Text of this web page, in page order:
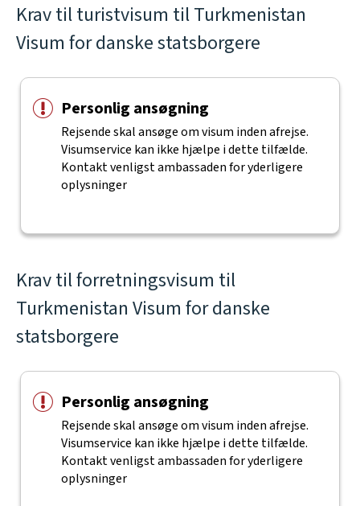
Krav til turistvisum til Turkmenistan
Visum for danske statsborgere
Personlig ansøgning
Rejsende skal ansøge om visum inden afrejse.
Visumservice kan ikke hjælpe i dette tilfælde.
Kontakt venligst ambassaden for yderligere
oplysninger
Krav til forretningsvisum til
Turkmenistan Visum for danske
statsborgere
Personlig ansøgning
Rejsende skal ansøge om visum inden afrejse.
Visumservice kan ikke hjælpe i dette tilfælde.
Kontakt venligst ambassaden for yderligere
oplysninger